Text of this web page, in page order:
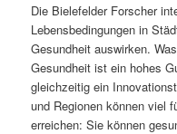
r
i
n
s
p
r
Die Bielefelder Forscher
Lebensbedingungen in
Gesundheit auswirken.
Gesundheit ist ein hohes
gleichzeitig ein
und Regionen können viel
erreichen: Sie können